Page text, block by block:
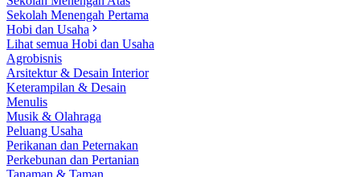
Sekolah Menengah Pertama
Hobi dan Usaha
Lihat semua Hobi dan Usaha
Agrobisnis
Arsitektur & Desain Interior
Keterampilan & Desain
Menulis
Musik & Olahraga
Peluang Usaha
Perikanan dan Peternakan
Perkebunan dan Pertanian
Tanaman & Taman